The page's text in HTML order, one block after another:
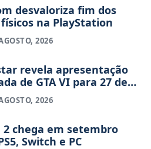
desvaloriza fim dos
na PlayStation
2026
revela apresentação
de GTA VI para 27 de
2026
2 chega em setembro
Switch e PC